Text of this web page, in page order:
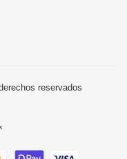
reservados